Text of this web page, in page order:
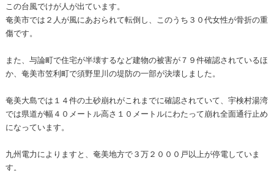
この台風でけが人が出ています。
奄美市では２人が風にあおられて転倒し、このうち３０代女性が骨折の重
傷です。
また、与論町で住宅が半壊するなど建物の被害が７９件確認されているほ
か、奄美市笠利町で須野里川の堤防の一部が決壊しました。
奄美大島では１４件の土砂崩れがこれまでに確認されていて、宇検村湯湾
では県道が幅４０メートル高さ１０メートルにわたって崩れ全面通行止め
になっています。
九州電力によりますと、奄美地方で３万２０００戸以上が停電していま
す。